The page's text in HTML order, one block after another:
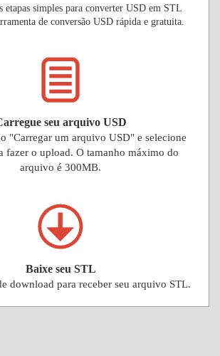
etapas simples para converter USD em STL
de conversão USD rápida e gratuita.
seu arquivo USD
"Carregar um arquivo USD" e selecione
fazer o upload. O tamanho máximo do
arquivo é 300MB.
Baixe seu STL
download para receber seu arquivo STL.